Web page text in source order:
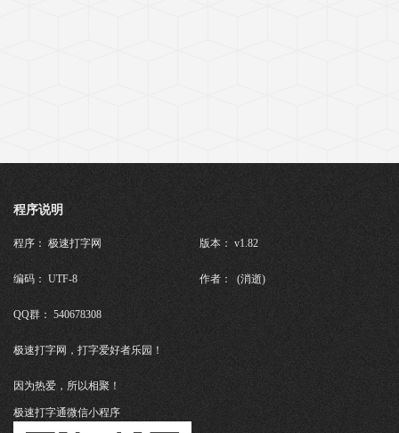
程序说明
程序： 极速打字网 版本： v1.82
编码： UTF-8 作者： (消逝)
QQ群： 540678308
极速打字网，打字爱好者乐园！
因为热爱，所以相聚！
极速打字通微信小程序